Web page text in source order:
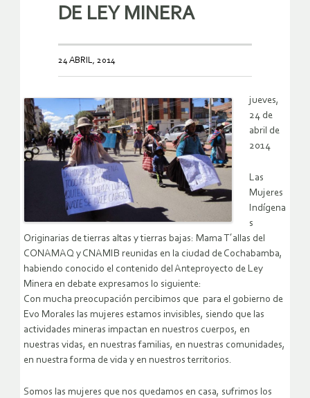
DE LEY MINERA
24 ABRIL, 2014
jueves,
24 de
abril de
2014
Las
Mujeres
Indígena
s
Originarias de tierras altas y tierras bajas: Mama T´allas del
CONAMAQ y CNAMIB reunidas en la ciudad de Cochabamba,
habiendo conocido el contenido del Anteproyecto de Ley
Minera en debate expresamos lo siguiente:
Con mucha preocupación percibimos que para el gobierno de
Evo Morales las mujeres estamos invisibles, siendo que las
actividades mineras impactan en nuestros cuerpos, en
nuestras vidas, en nuestras familias, en nuestras comunidades,
en nuestra forma de vida y en nuestros territorios.
Somos las mujeres que nos quedamos en casa, sufrimos los